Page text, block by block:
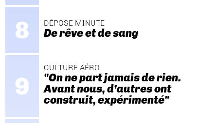
DÉPOSE MINUTE
De rêve et de sang
CULTURE AÉRO
"On ne part jamais de rien.
Avant nous, d’autres ont
construit, expérimenté"